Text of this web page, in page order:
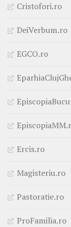
Cristofori.ro
DeiVerbum.ro
EGCO.ro
Ercis.ro
Magisteriu.ro
Pastoratie.ro
ProFamilia.ro